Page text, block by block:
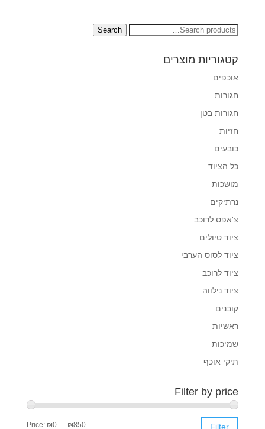
Search
Search
קטגוריות מוצרים
אוכפים
חגורות
חגורות בטן
חזיות
כובעים
כל הציוד
מושכות
נרתיקים
צ'אפס לרוכב
ציוד טיולים
ציוד לסוס הערבי
ציוד לרוכב
ציוד נילווה
קובנים
ראשיות
שמיכות
תיקי אוכף
Filter by price
Filter
Price: ₪0— ₪850